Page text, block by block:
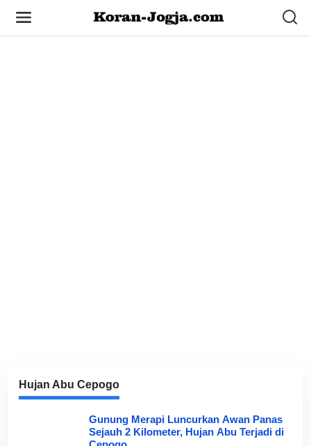
Hujan Abu Cepogo
Gunung Merapi Luncurkan Awan Panas
Sejauh 2 Kilometer, Hujan Abu Terjadi di